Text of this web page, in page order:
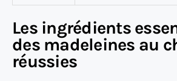
Les ingrédients
des madeleines au
réussies